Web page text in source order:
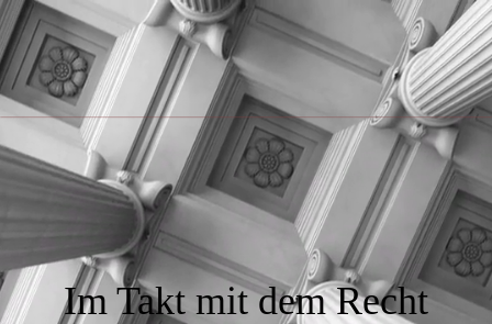
Im Takt mit dem Recht